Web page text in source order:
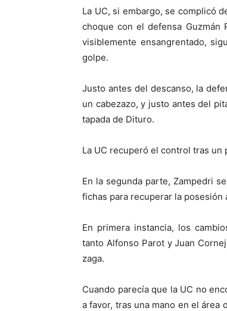
La UC, si embargo, se complicó
choque con el defensa
visiblemente ensangrentado,
golpe.
Justo antes del descanso, la
un cabezazo, y justo antes del
tapada de Dituro.
La UC recuperó el control tras un
En la segunda parte, Zampedri
fichas para recuperar la posesión
En primera instancia, los
tanto Alfonso Parot y Juan
zaga.
Cuando parecía que la UC no
a favor, tras una mano en el área